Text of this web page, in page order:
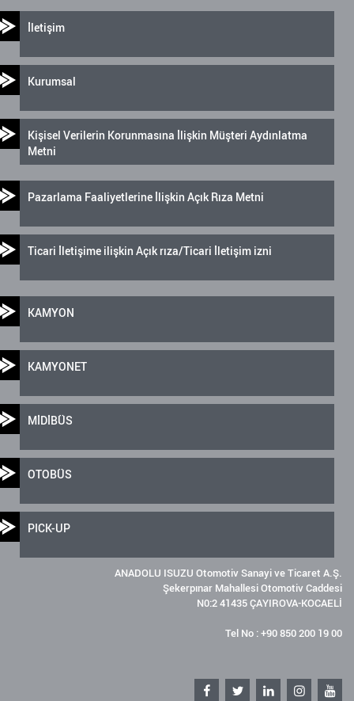
İletişim
Kurumsal
Kişisel Verilerin Korunmasına İlişkin Müşteri Aydınlatma
Metni
Pazarlama Faaliyetlerine İlişkin Açık Rıza Metni
Ticari İletişime ilişkin Açık rıza/Ticari İletişim izni
KAMYON
KAMYONET
MİDİBÜS
OTOBÜS
PICK-UP
ANADOLU ISUZU Otomotiv Sanayi ve Ticaret A.Ş.
Şekerpınar Mahallesi Otomotiv Caddesi
N0:2 41435 ÇAYIROVA-KOCAELİ
Tel No : +90 850 200 19 00